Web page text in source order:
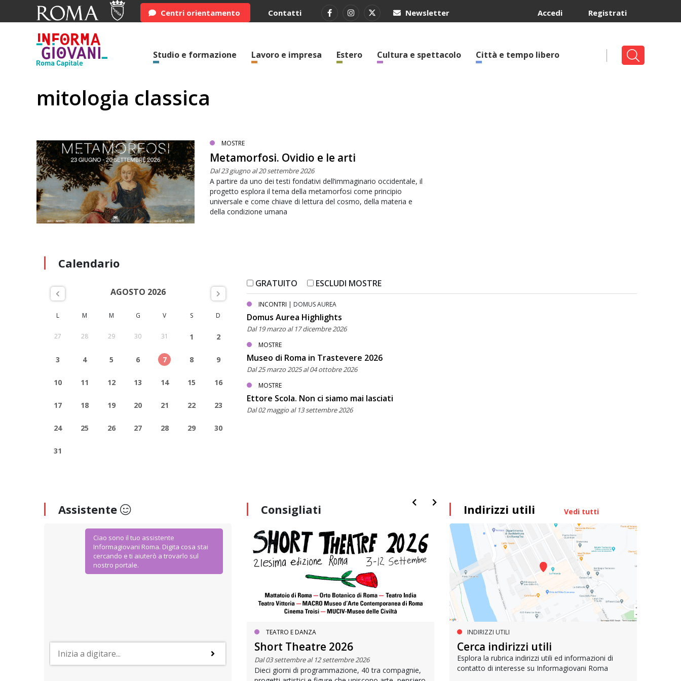
Centri orientamento Contatti Newsletter Registrati
Accedi
Studio e formazione Lavoro e impresa Estero Cultura e spettacolo Città e tempo libero
mitologia classica
MOSTRE
Metamorfosi. Ovidio e le arti
Dal 23 giugno al 20 settembre 2026
A partire da uno dei testi fondativi dell’immaginario occidentale, il
progetto esplora il tema della metamorfosi come principio
universale e come chiave di lettura del cosmo, della materia e
della condizione umana
Calendario
AGOSTO 2026
L M M G V S D
27 28 29 30 31 1 2
3 4 5 6 7 8 9
10 11 12 13 14 15 16
17 18 19 20 21 22 23
24 25 26 27 28 29 30
31
GRATUITO ESCLUDI MOSTRE
INCONTRI | DOMUS AUREA
Domus Aurea Highlights
Dal 19 marzo al 17 dicembre 2026
MOSTRE
Museo di Roma in Trastevere 2026
Dal 25 marzo 2025 al 04 ottobre 2026
MOSTRE
Ettore Scola. Non ci siamo mai lasciati
Dal 02 maggio al 13 settembre 2026
Assistente
Ciao sono il tuo assistente
Informagiovani Roma. Digita cosa stai
cercando e ti aiuterò a trovarlo sul
nostro portale.
Consigliati
IoStudio. La Carta dello Studente
TEATRO E DANZA
Short Theatre 2026
Dal 03 settembre al 12 settembre 2026
Dieci giorni di programmazione, 40 tra compagnie,
MUOVERSI A ROMA
Metrebus annuale a 50 euro per
gli under 19
Indirizzi utili Vedi tutti
INDIRIZZI UTILI
Cerca indirizzi utili
Esplora la rubrica indirizzi utili ed informazioni di
contatto di interesse su Informagiovani Roma